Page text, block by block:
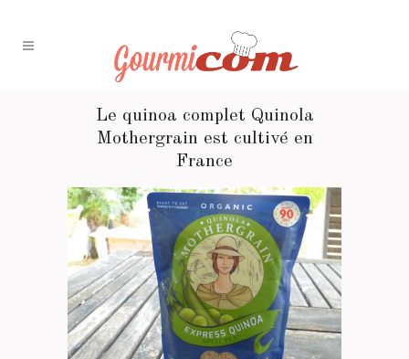
Le quinoa complet Quinola
Mothergrain est cultivé en
France